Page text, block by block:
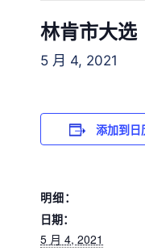
林肯市大选
5 月 4, 2021
添加到日
明细：
日期：
5 月 4, 2021